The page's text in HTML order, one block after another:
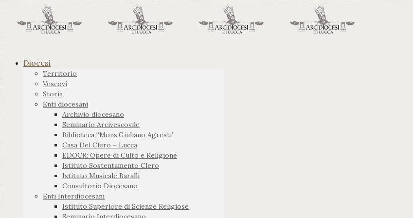
Diocesi
Territorio
Vescovi
Storia
Enti diocesani
Archivio diocesano
Seminario Arcivescovile
Biblioteca “Mons.Giuliano Agresti”
Casa Del Clero – Lucca
EDOCR: Opere di Culto e Religione
Istituto Sostentamento Clero
Istituto Musicale Baralli
Consultorio Diocesano
Enti Interdiocesani
Istituto Superiore di Scienze Religiose